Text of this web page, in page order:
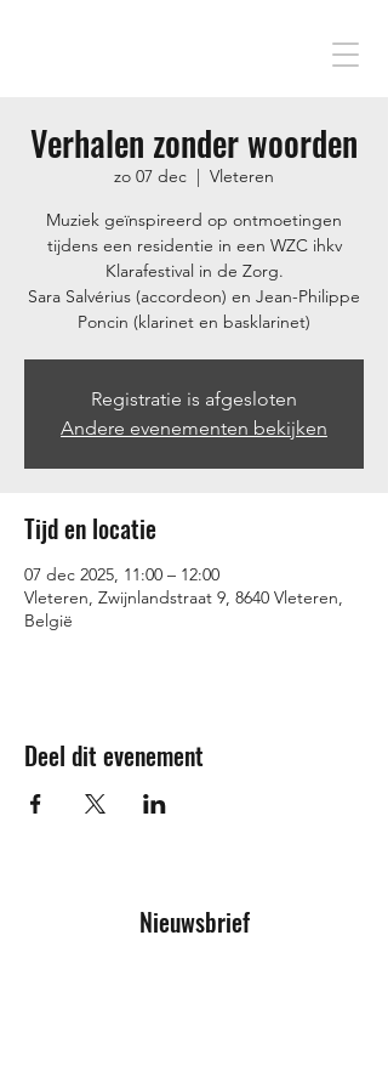
Verhalen zonder woorden
zo 07 dec
  |
Vleteren
Muziek geïnspireerd op ontmoetingen
tijdens een residentie in een WZC ihkv
Klarafestival in de Zorg.
Sara Salvérius (accordeon) en Jean-Philippe
Poncin (klarinet en basklarinet)
Registratie is afgesloten
Andere evenementen bekijken
Tijd en locatie
07 dec 2025, 11:00 – 12:00
Vleteren, Zwijnlandstraat 9, 8640 Vleteren,
België
Deel dit evenement
Nieuwsbrief